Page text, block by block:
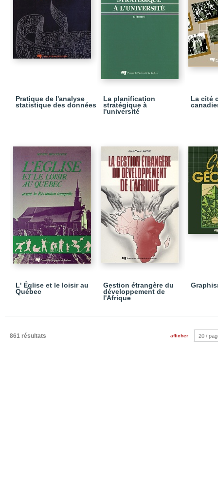
Pratique de l'analyse
statistique des données
La planification
stratégique à
l'université
La cité
L' Église et le loisir au
Québec
Gestion étrangère du
développement de
l'Afrique
861 résultats afficher 20 /